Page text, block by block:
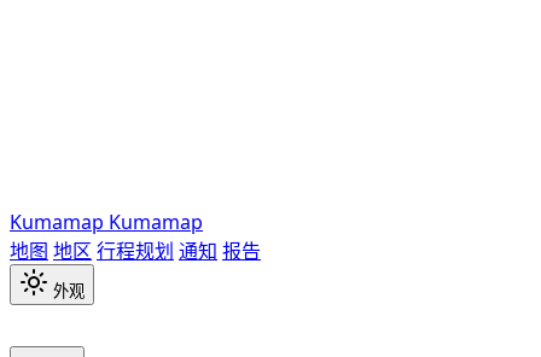
Kumamap Kumamap
地图 地区 行程规划 通知 报告
外观